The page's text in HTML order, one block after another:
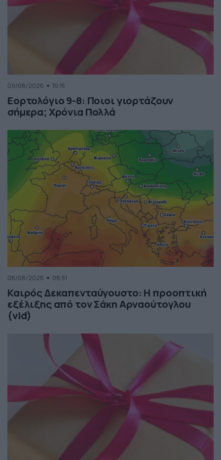
09/08/2026 10:15
Εορτολόγιο 9-8: Ποιοι γιορτάζουν
σήμερα; Χρόνια Πολλά
08/08/2026 08:51
Καιρός Δεκαπενταύγουστο: Η προοπτική
εξέλιξης από τον Σάκη Αρναούτογλου
(vid)